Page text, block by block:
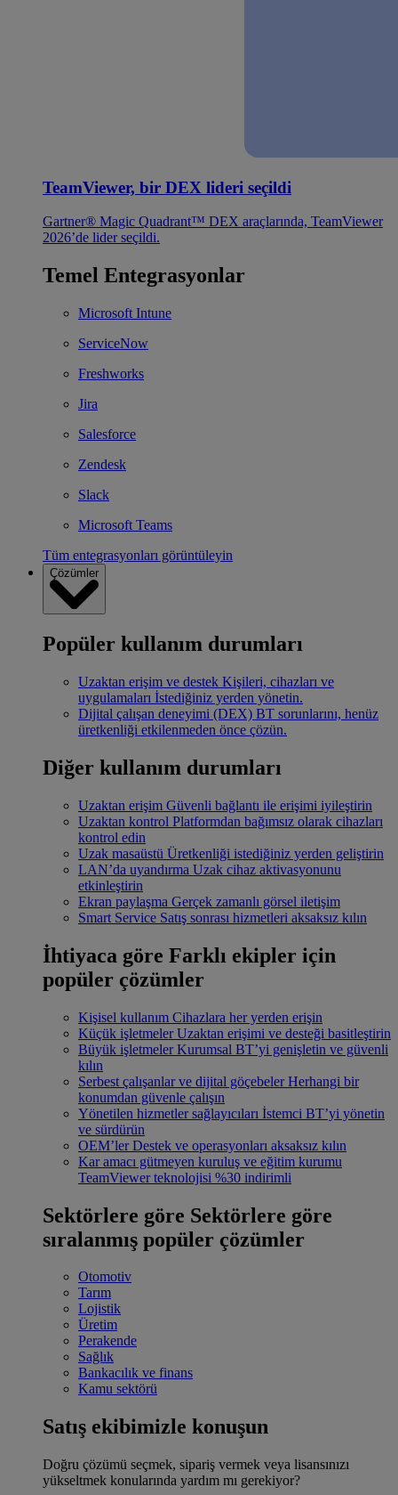
TeamViewer, bir DEX lideri seçildi
Gartner® Magic Quadrant™ DEX araçlarında, TeamViewer
2026’de lider seçildi.
Temel Entegrasyonlar
Microsoft Intune
ServiceNow
Freshworks
Jira
Salesforce
Zendesk
Slack
Microsoft Teams
Tüm entegrasyonları görüntüleyin
Çözümler
Popüler kullanım durumları
Uzaktan erişim ve destek Kişileri, cihazları ve
uygulamaları İstediğiniz yerden yönetin.
Dijital çalışan deneyimi (DEX) BT sorunlarını, henüz
üretkenliği etkilenmeden önce çözün.
Diğer kullanım durumları
Uzaktan erişim Güvenli bağlantı ile erişimi iyileştirin
Uzaktan kontrol Platformdan bağımsız olarak cihazları
kontrol edin
Uzak masaüstü Üretkenliği istediğiniz yerden geliştirin
LAN’da uyandırma Uzak cihaz aktivasyonunu
etkinleştirin
Ekran paylaşma Gerçek zamanlı görsel iletişim
Smart Service Satış sonrası hizmetleri aksaksız kılın
İhtiyaca göre Farklı ekipler için
popüler çözümler
Kişisel kullanım Cihazlara her yerden erişin
Küçük işletmeler Uzaktan erişimi ve desteği basitleştirin
Büyük işletmeler Kurumsal BT’yi genişletin ve güvenli
kılın
Serbest çalışanlar ve dijital göçebeler Herhangi bir
konumdan güvenle çalışın
Yönetilen hizmetler sağlayıcıları İstemci BT’yi yönetin
ve sürdürün
OEM’ler Destek ve operasyonları aksaksız kılın
Kar amacı gütmeyen kuruluş ve eğitim kurumu
TeamViewer teknolojisi %30 indirimli
Sektörlere göre Sektörlere göre
sıralanmış popüler çözümler
Otomotiv
Tarım
Lojistik
Üretim
Perakende
Sağlık
Bankacılık ve finans
Kamu sektörü
Satış ekibimizle konuşun
Doğru çözümü seçmek, sipariş vermek veya lisansınızı
yükseltmek konularında yardım mı gerekiyor?